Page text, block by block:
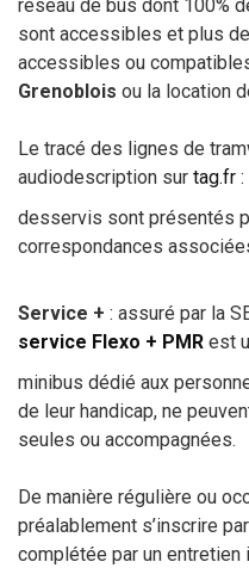
réseau de bus dont 100%
sont accessibles et plus
accessibles ou
Grenoblois ou la location
Le tracé des lignes de
audiodescription sur tag.fr
desservis sont présentés
correspondances
Service + : assuré par la
service Flexo + PMR est
minibus dédié aux
de leur handicap, ne
seules ou accompagnées.
De manière régulière ou
préalablement s’inscrire
complétée par un